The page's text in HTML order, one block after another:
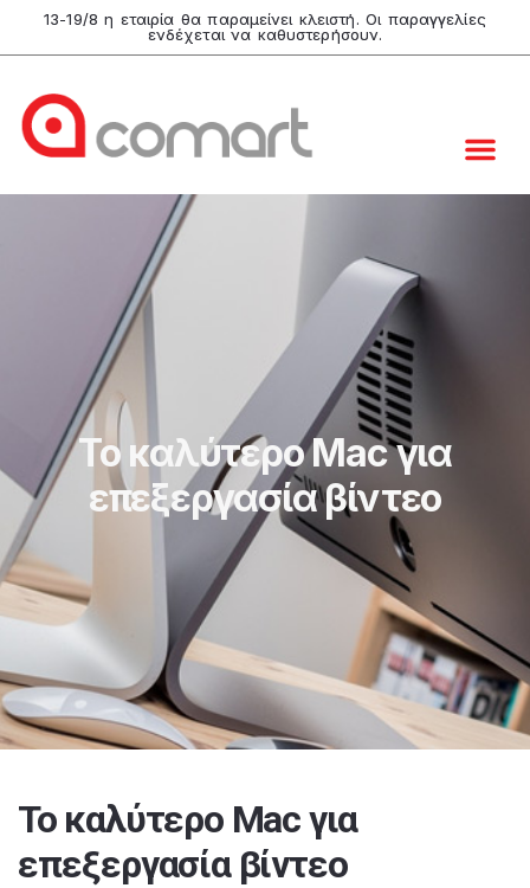
13-19/8 η εταιρία θα παραμείνει κλειστή. Οι παραγγελίες
ενδέχεται να καθυστερήσουν.
Το καλύτερο Mac για
επεξεργασία βίντεο
Το καλύτερο Mac για
επεξεργασία βίντεο